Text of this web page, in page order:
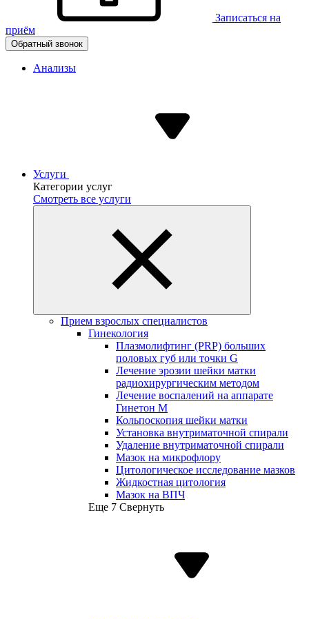
Записаться на
приём
Обратный звонок
Анализы
Услуги
Категории услуг
Смотреть все услуги
Прием взрослых специалистов
Гинекология
Плазмолифтинг (PRP) больших
половых губ или точки G
Лечение эрозии шейки матки
радиохирургическим методом
Лечение воспалений на аппарате
Гинетон М
Кольпоскопия шейки матки
Установка внутриматочной спирали
Удаление внутриматочной спирали
Мазок на микрофлору
Цитологическое исследование мазков
Жидкостная цитология
Мазок на ВПЧ
Еще 7 Свернуть